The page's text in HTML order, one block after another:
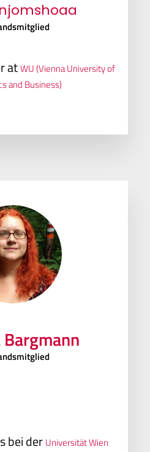
atWU (Vienna University of
and Business)
bei der Universität Wien